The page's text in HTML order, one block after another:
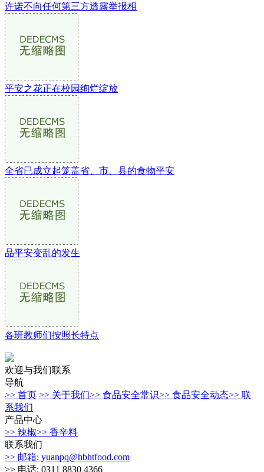
许诺不向任何第三方透露举报相
平安之花正在校园绚烂绽放
全省已成立起笼盖省、市、县的食物平安
品平安变乱的发生
各班教师们按照长特点
欢迎与我们联系
导航
>> 首页 >> 关于我们>> 食品安全常识>> 食品安全动态>> 联
系我们
产品中心
>> 辣椒>> 香辛料
联系我们
>> 邮箱: yuanpq@hbhtfood.com
>> 电话: 0311 8830 4366